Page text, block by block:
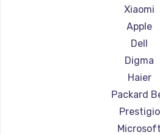
Ремонт
Ремонт ноутбуков
Ремонт
Ремонт
Ремонт
Ремонт
Ремонт
Ремонт
Xiaomi
Apple
Dell
Digma
Haier
Packard
Prestigio
Microsoft